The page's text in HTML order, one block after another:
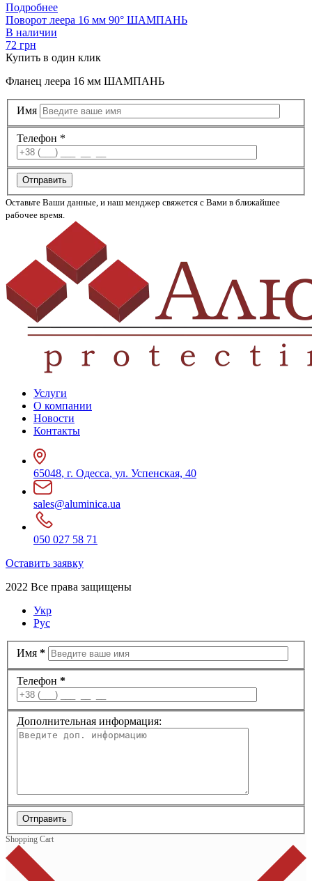
Подробнее
Поворот леера 16 мм 90° ШАМПАНЬ
В наличии
72 грн
Купить в один клик
Фланец леера 16 мм ШАМПАНЬ
Имя
Телефон *
Отправить
Оставьте Ваши данные, и наш менджер свяжется с Вами в ближайшее
рабочее время.
Услуги
О компании
Новости
Контакты
65048, г. Одесса, ул. Успенская, 40
sales@aluminica.ua
050 027 58 71
Оставить заявку
2022 Все права защищены
Укр
Рус
Имя *
Телефон *
Дополнительная информация:
Отправить
Shopping Cart